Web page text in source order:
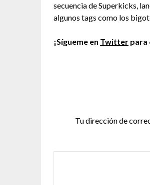
secuencia de Superkicks,
algunos tags como los
¡Sígueme en Twitter para
Tu dirección de